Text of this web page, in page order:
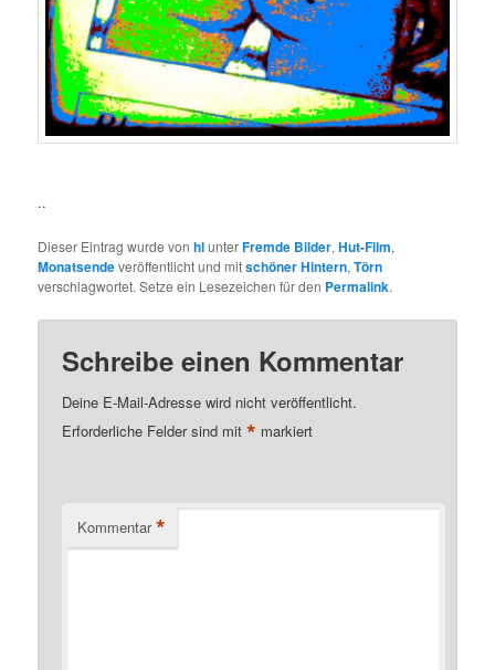
..
Dieser Eintrag wurde vonhlunterFremde Bilder,Hut-Film,
Monatsendeveröffentlicht und mitschöner Hintern,Törn
verschlagwortet. Setze ein Lesezeichen für den Permalink.
Schreibe einen Kommentar
Deine E-Mail-Adresse wird nicht veröffentlicht.
Erforderliche Felder sind mit* markiert
Kommentar *